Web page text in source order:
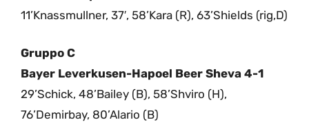
11’Knassmullner, 37′, 58’Kara (R), 63’Shields (rig,D)
Gruppo C
Bayer Leverkusen-Hapoel Beer Sheva 4-1
29’Schick, 48’Bailey (B), 58’Shviro (H),
76’Demirbay, 80’Alario (B)